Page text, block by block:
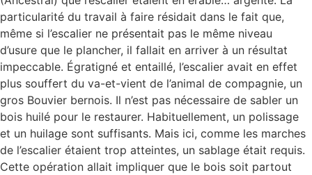
particularité du travail à faire résidait dans le fait que,
même si l’escalier ne présentait pas le même niveau
d’usure que le plancher, il fallait en arriver à un résultat
impeccable. Égratigné et entaillé, l’escalier avait en effet
plus souffert du va-et-vient de l’animal de compagnie, un
gros Bouvier bernois. Il n’est pas nécessaire de sabler un
bois huilé pour le restaurer. Habituellement, un polissage
et un huilage sont suffisants. Mais ici, comme les marches
de l’escalier étaient trop atteintes, un sablage était requis.
Cette opération allait impliquer que le bois soit partout